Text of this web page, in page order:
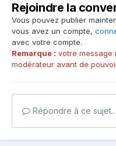
Rejoindre la
Vous pouvez publier
vous avez un compte,
avec votre compte.
Remarque : votre message
modérateur avant de
Répondre à ce